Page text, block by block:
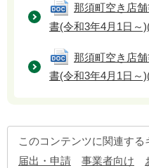
那須町空き店
書(令和3年4月1日～)
那須町空き店
書(令和3年4月1日～)
このコンテンツに関連する
届出・申請
事業者向け